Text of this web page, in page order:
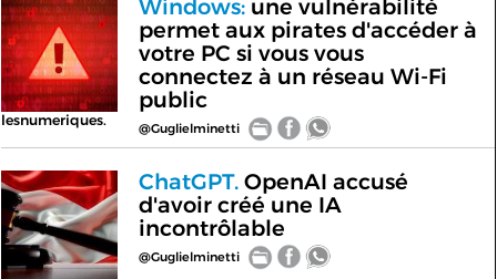
lesnumeriques.
Windows:une vulnérabilité
permet aux pirates d'accéder à
votre PC si vous vous
connectez à un réseau Wi-Fi
public
@Guglielminetti
ChatGPT.OpenAI accusé
d'avoir créé une IA
incontrôlable
@Guglielminetti